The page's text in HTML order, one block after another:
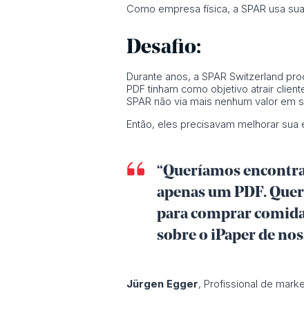
Como empresa física, a SPAR usa
Desafio:
Durante anos, a SPAR Switzerland
PDF tinham como objetivo atrair
SPAR não via mais nenhum valor em
Então, eles precisavam melhorar
“Queríamos
apenas um PDF.
para comprar
sobre o iPaper de
Jürgen Egger, Profissional de